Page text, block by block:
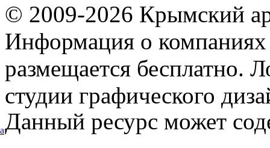
© 2009-2026 Крымский
Информация о компаниях
размещается бесплатно.
студии графического
Данный ресурс может